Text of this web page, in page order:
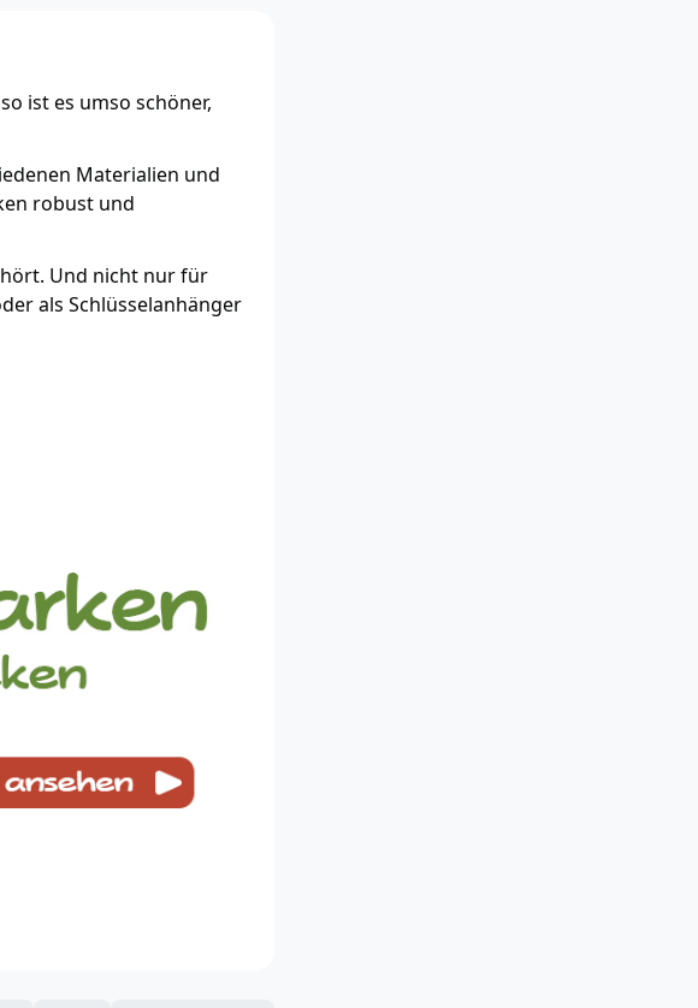
ist es umso schöner,
Materialien und
robust und
Und nicht nur für
als Schlüsselanhänger